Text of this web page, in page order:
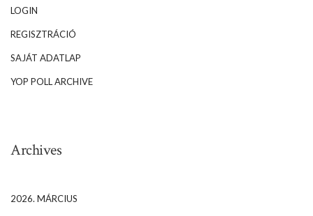
LOGIN
REGISZTRÁCIÓ
SAJÁT ADATLAP
YOP POLL ARCHIVE
Archives
2026. MÁRCIUS